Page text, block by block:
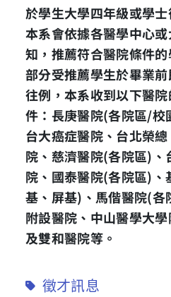
於學生大學四年級或學士
本系會依據各醫學中心
知，推薦符合醫院條件
部分受推薦學生於畢業
往例，本系收到以下醫
件：長庚醫院(各院區/校
台大癌症醫院、台北榮
院、慈濟醫院(各院區)、
院、國泰醫院(各院區)、
基、屏基)、馬偕醫院(各
附設醫院、中山醫學大
及雙和醫院等。
徵才訊息